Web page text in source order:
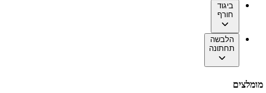
ביגוד
חורף
הלבשה
תחתונה
מומלצים